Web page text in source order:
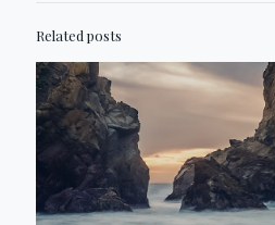
Related posts